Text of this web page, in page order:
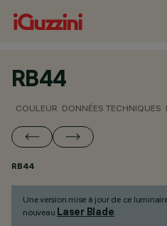
RB44
COULEUR DONNÉES TECHNIQUES
RB44
Une version mise à jour de ce
nouveau Laser Blade.